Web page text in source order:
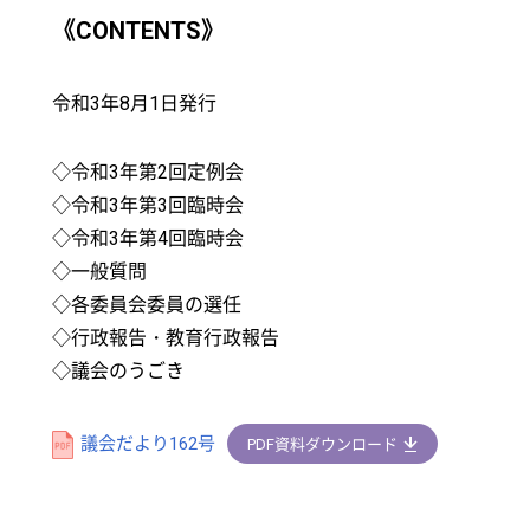
《CONTENTS》
令和3年8月1日発行
◇令和3年第2回定例会
◇令和3年第3回臨時会
◇令和3年第4回臨時会
◇一般質問
◇各委員会委員の選任
◇行政報告・教育行政報告
◇議会のうごき
議会だより162号 PDF資料ダウンロード